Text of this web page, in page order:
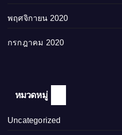
พฤศจิกายน 2020
กรกฎาคม 2020
หมวดหมู่
Uncategorized